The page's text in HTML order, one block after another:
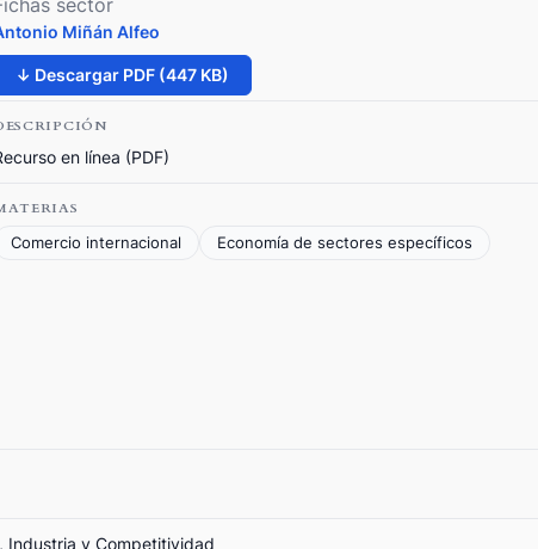
Miñán Alfeo
↓ Descargar PDF (447 KB)
en línea (PDF)
Comercio internacional
Economía de sectores específicos
Industria y Competitividad